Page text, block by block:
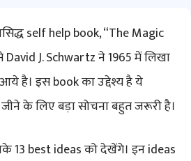
self help book, “The Magic
J. Schwartz ने 1965 में लिखा
है। इस book का उद्देश्य है ये
के लिए बड़ा सोचना बहुत जरूरी है।
13 best ideas को देखेंगे। इन ideas